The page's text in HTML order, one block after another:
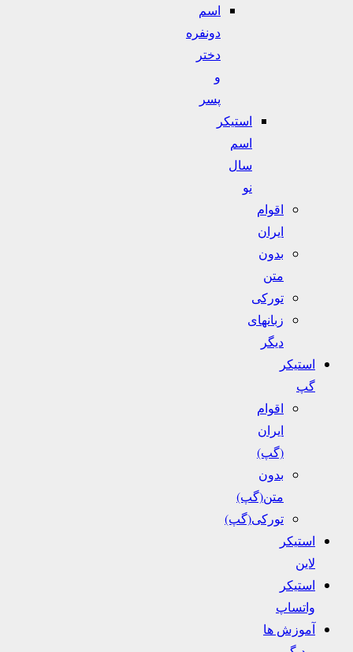
اسم
دونفره
دختر
و
پسر
استیکر
اسم
سال
نو
اقوام
ایران
بدون
متن
تورکی
زبانهای
دیگر
استیکر
گپ
اقوام
ایران
(گپ)
بدون
متن(گپ)
تورکی(گپ)
استیکر
لاین
استیکر
واتساپ
آموزش ها